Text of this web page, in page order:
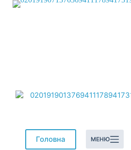
Перейти
Головна МЕНЮ